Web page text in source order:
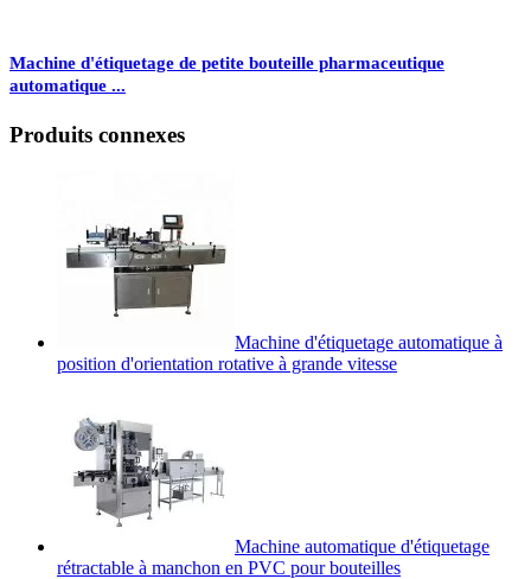
Machine d'étiquetage de petite bouteille pharmaceutique
automatique ...
Produits connexes
Machine d'étiquetage automatique à
position d'orientation rotative à grande vitesse
Machine automatique d'étiquetage
rétractable à manchon en PVC pour bouteilles